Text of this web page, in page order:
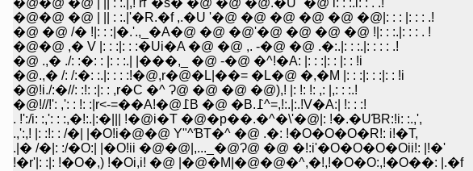
�@�@ �@ | || : :.|,! rf''�s� �@ �@ �@.�U'"�@ i: : :.i: : . .!
�@�@ �@ | || : :.|'�R.�f ,.�U '�@ �@ �@ �@ �@ �@|: : : |: : : .!
�@ �@ /� !|: : :|�.'.,_�A�@ �@ �@'�@ �@ �@ �@ !|: : :.|: : : . !
�@�@ ,� V |: : :|: : :�Ui�A �@ �@ ,. -�@ �@ .�:.|: : :.|: : : : .!
�@ .,� ./: :�: : |: : :.| |���,_ �@ -�@ �^!�A: |: : :|: : |: : !i
�@.,� /: /:�: :.|: : : :!�@,r�@�L|��= �L�@ �,�M |: : :|: : :|: : !i
�@!i./:�//: :!: :|: : ,r�C �^ Ɂ@ �@ �@ �@),! |: !: !: ,: |,: : :.!
�@!//!': ,': : !: :|r<-=��A!�@߁B �@ �B.߁^=,!:.|:.!V�A:| !: : :!
. !':/i: :,': : :,�!:.|:�||| !�@i�T �@�p��.�^�\'�@|: !�.�UƁR:!i: :.,',
.,':,! |: :!: : /�| |�O!i�@�@ Y"^ƁT�^ �@ .�: !�O�O�O�R!: i!�T,
.|� /�|: :/�O:| |�O!ii �@�@|,..._�@Ɂ@ �@ �!:i'�O�O�O�Oii!: |!�'
!�r'|: :|: !�O�,) !�Oi,i! �@ |�@�M|�@�@�^,�!,!�O�O:,!�O��: |.�f